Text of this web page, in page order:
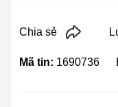
Chia sẻ
Mã tin: 1690736